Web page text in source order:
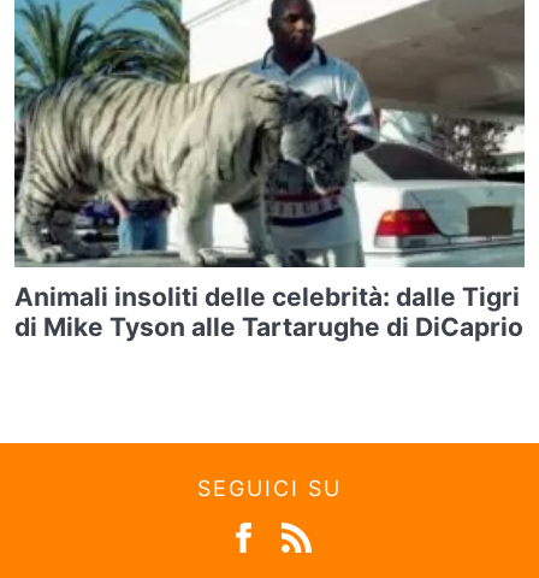
Animali insoliti delle celebrità: dalle Tigri
di Mike Tyson alle Tartarughe di DiCaprio
SEGUICI SU